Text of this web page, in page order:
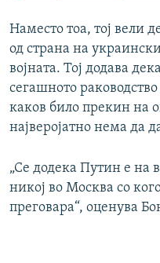
Наместо тоа, тој вели
од страна на
војната. Тој додава
сегашното
каков било прекин на
најверојатно нема да
„Се додека Путин е на
никој во Москва со
преговара“, оценува